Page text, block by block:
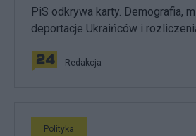
PiS odkrywa karty. Demografia,
deportacje Ukraińców i
Redakcja
Polityka